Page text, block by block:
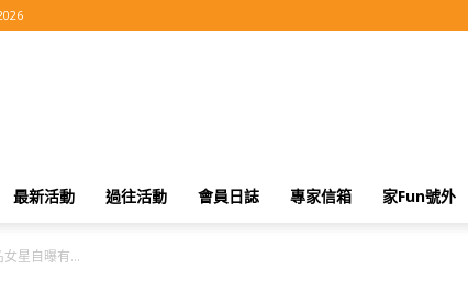
最新活動 過往活動 會員日誌 專家信箱 家Fun號外
星自曝有...